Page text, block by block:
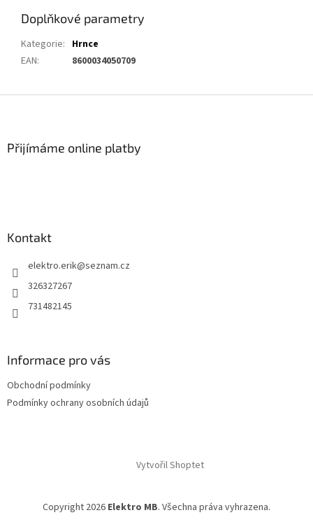
Doplňkové parametry
Kategorie: Hrnce
EAN: 8600034050709
Přijímáme online platby
Kontakt
elektro.erik@seznam.cz
326327267
731482145
Informace pro vás
Obchodní podmínky
Podmínky ochrany osobních údajů
Vytvořil Shoptet
Copyright 2026 Elektro MB. Všechna práva vyhrazena.